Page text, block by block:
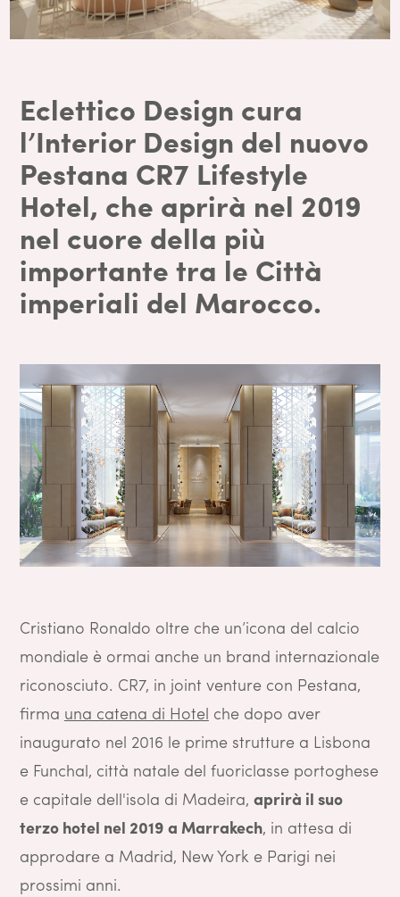
Eclettico Design cura
l’Interior Design del nuovo
Pestana CR7 Lifestyle
Hotel, che aprirà nel 2019
nel cuore della più
importante tra le Città
imperiali del Marocco.
Cristiano Ronaldo oltre che un’icona del calcio
mondiale è ormai anche un brand internazionale
riconosciuto. CR7, in joint venture con Pestana,
firma una catena di Hotel che dopo aver
inaugurato nel 2016 le prime strutture a Lisbona
e Funchal, città natale del fuoriclasse portoghese
e capitale dell'isola di Madeira, aprirà il suo
terzo hotel nel 2019 a Marrakech, in attesa di
approdare a Madrid, New York e Parigi nei
prossimi anni.